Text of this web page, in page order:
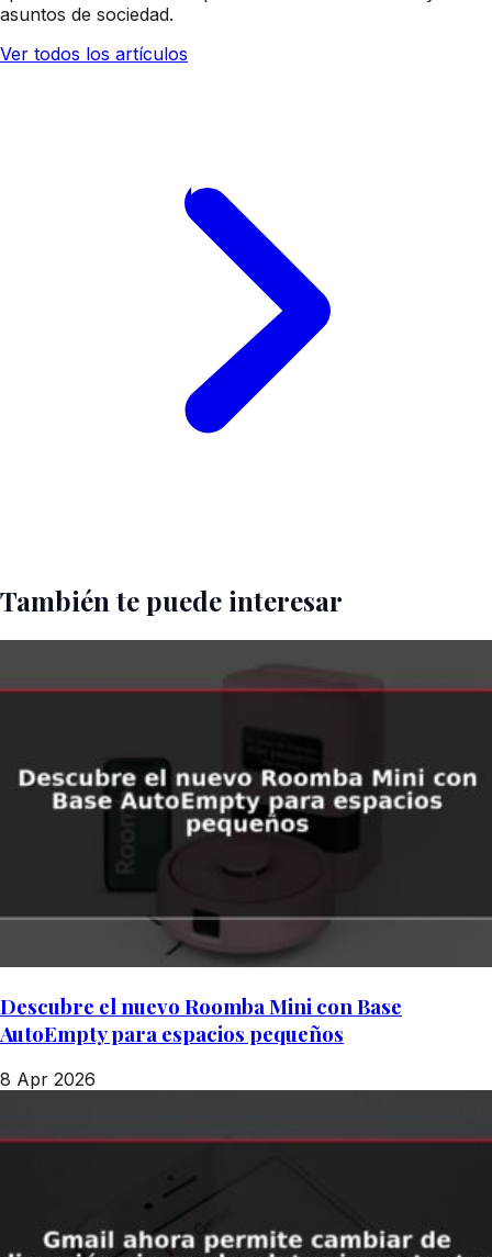
asuntos de sociedad.
Ver todos los artículos
También te puede interesar
Descubre el nuevo Roomba Mini con Base
AutoEmpty para espacios pequeños
8 Apr 2026